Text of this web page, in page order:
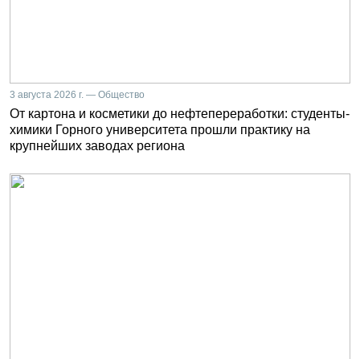
3 августа 2026 г. — Общество
От картона и косметики до нефтепереработки: студенты-
химики Горного университета прошли практику на
крупнейших заводах региона